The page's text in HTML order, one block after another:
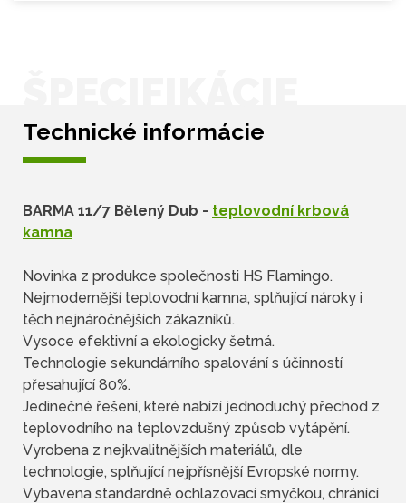
Technické informácie
BARMA 11/7 Bělený Dub - teplovodní krbová
kamna
Novinka z produkce společnosti HS Flamingo.
Nejmodernější teplovodní kamna, splňující nároky i
těch nejnáročnějších zákazníků.
Vysoce efektivní a ekologicky šetrná.
Technologie sekundárního spalování s účinností
přesahující 80%.
Jedinečné řešení, které nabízí jednoduchý přechod z
teplovodního na teplovzdušný způsob vytápění.
Vyrobena z nejkvalitnějších materiálů, dle
technologie, splňující nejpřísnější Evropské normy.
Vybavena standardně ochlazovací smyčkou, chránící